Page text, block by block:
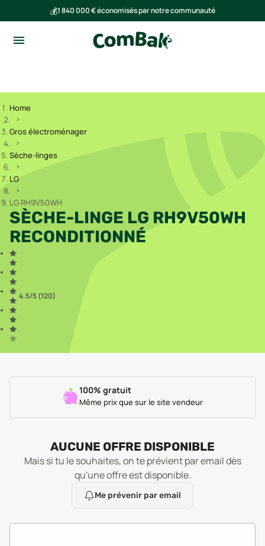
💰1 840 000 € économisés par notre communauté
Home
Gros électroménager
Sèche-linges
LG
LG RH9V50WH
SÈCHE-LINGE LG RH9V50WH
RECONDITIONNÉ
4.5/5 (120)
100% gratuit
Même prix que sur le site vendeur
AUCUNE OFFRE DISPONIBLE
Mais si tu le souhaites, on te prévient par email dès
qu'une offre est disponible.
Me prévenir par email